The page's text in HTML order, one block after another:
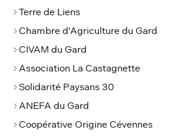
Terre de Liens
Chambre d'Agriculture du Gard
CIVAM du Gard
Association La Castagnette
Solidarité Paysans 30
ANEFA du Gard
Coopérative Origine Cévennes